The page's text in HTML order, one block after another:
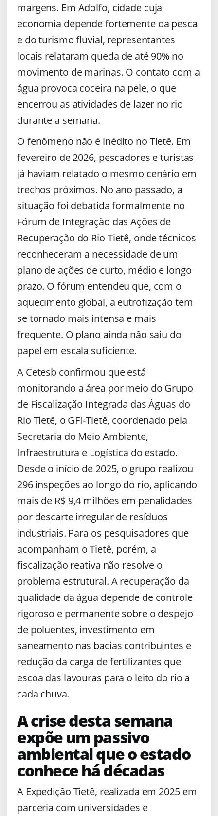
margens. Em Adolfo, cidade cuja
economia depende fortemente da pesca
e do turismo fluvial, representantes
locais relataram queda de até 90% no
movimento de marinas. O contato com a
água provoca coceira na pele, o que
encerrou as atividades de lazer no rio
durante a semana.
O fenômeno não é inédito no Tietê. Em
fevereiro de 2026, pescadores e turistas
já haviam relatado o mesmo cenário em
trechos próximos. No ano passado, a
situação foi debatida formalmente no
Fórum de Integração das Ações de
Recuperação do Rio Tietê, onde técnicos
reconheceram a necessidade de um
plano de ações de curto, médio e longo
prazo. O fórum entendeu que, com o
aquecimento global, a eutrofização tem
se tornado mais intensa e mais
frequente. O plano ainda não saiu do
papel em escala suficiente.
A Cetesb confirmou que está
monitorando a área por meio do Grupo
de Fiscalização Integrada das Águas do
Rio Tietê, o GFI-Tietê, coordenado pela
Secretaria do Meio Ambiente,
Infraestrutura e Logística do estado.
Desde o início de 2025, o grupo realizou
296 inspeções ao longo do rio, aplicando
mais de R$ 9,4 milhões em penalidades
por descarte irregular de resíduos
industriais. Para os pesquisadores que
acompanham o Tietê, porém, a
fiscalização reativa não resolve o
problema estrutural. A recuperação da
qualidade da água depende de controle
rigoroso e permanente sobre o despejo
de poluentes, investimento em
saneamento nas bacias contribuintes e
redução da carga de fertilizantes que
escoa das lavouras para o leito do rio a
cada chuva.
A crise desta semana
expõe um passivo
ambiental que o estado
conhece há décadas
A Expedição Tietê, realizada em 2025 em
parceria com universidades e